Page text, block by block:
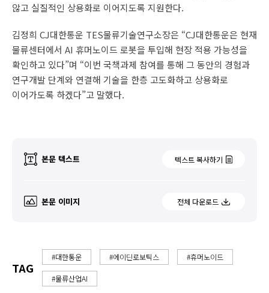
않고 실질적인 상용화로 이어지도록 지원한다.
김정희 CJ대한통운 TES물류기술연구소장은 “CJ대한통운은 현재
물류센터에서 AI 휴머노이드 로봇을 투입해 현장 적용 가능성을
확인하고 있다”며 “이번 국책과제 참여를 통해 그 동안의 경험과
연구개발 단계와 연결해 기술을 한층 고도화하고 상용화로
이어가도록 하겠다”고 말했다.
본문 텍스트 텍스트 복사하기
본문 이미지 전체 다운로드
TAG
#대한통운 #에이딘로보틱스 #휴머노이드
#물류산업AI